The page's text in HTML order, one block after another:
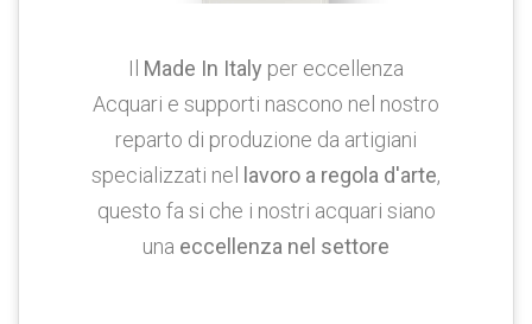
Il Made In Italy per eccellenza
Acquari e supporti nascono nel nostro
reparto di produzione da artigiani
specializzati nel
lavoro a regola d'arte,
questo fa si che i nostri acquari siano
una eccellenza nel settore